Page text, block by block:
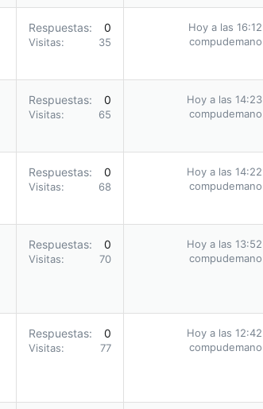
Respuestas 0
Visitas 35
Hoy a las 16:12
compudemano
Respuestas 0
Visitas 65
Hoy a las 14:23
compudemano
Respuestas 0
Visitas 68
Hoy a las 14:22
compudemano
Respuestas 0
Visitas 70
Hoy a las 13:52
compudemano
Respuestas 0
Visitas 77
Hoy a las 12:42
compudemano